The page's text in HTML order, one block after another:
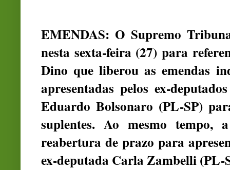
EMENDAS: O Supremo
nesta sexta-feira (27) para
Dino que liberou as emendas
apresentadas pelos ex-
Eduardo Bolsonaro (PL-SP)
suplentes. Ao mesmo tempo,
reabertura de prazo para
ex-deputada Carla Zambelli (PL-